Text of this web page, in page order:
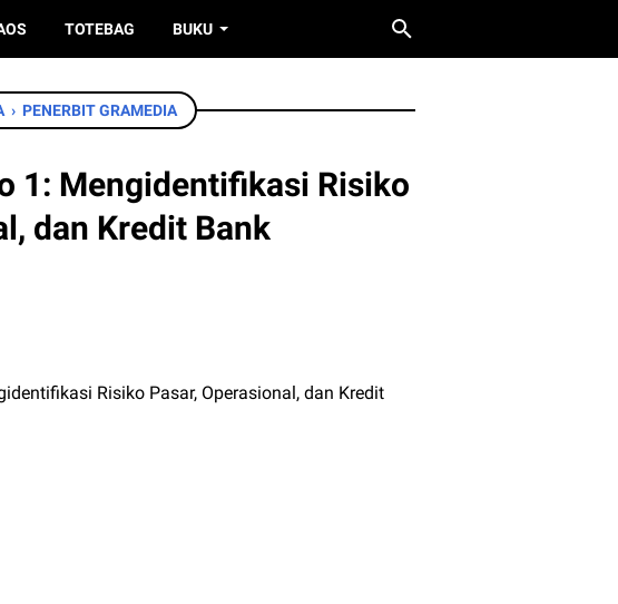
TOTEBAG BUKU
› PENERBIT GRAMEDIA
1: Mengidentifikasi Risiko
dan Kredit Bank
Risiko Pasar, Operasional, dan Kredit